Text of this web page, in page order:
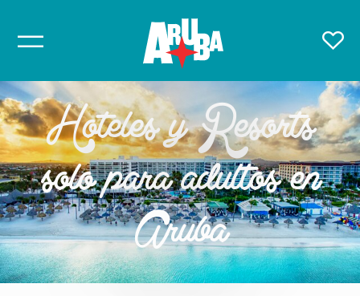
Hoteles y Resorts
solo para adultos en
Aruba